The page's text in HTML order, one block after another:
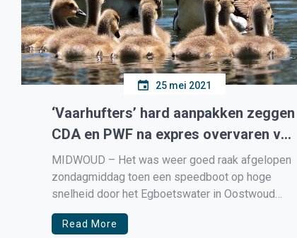
25 mei 2021
‘Vaarhufters’ hard aanpakken zeggen
CDA en PWF na expres overvaren van
ganzenpulletjes
MIDWOUD – Het was weer goed raak afgelopen
zondagmiddag toen een speedboot op hoge
snelheid door het Egboetswater in Oostwoud
voer. Aan boord 5 jongeren die met groot plezier
recht op de ganzen familie afvoeren en vol over
Read More